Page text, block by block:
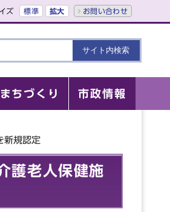
ズ 標準 拡大 お問い合わせ
まちづくり 市政情報
新規認定
護老人保健施